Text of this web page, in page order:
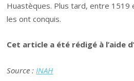
Huastèques. Plus tard, entre 1519
les ont conquis.
Cet article a été rédigé à l’aide
Source : INAH